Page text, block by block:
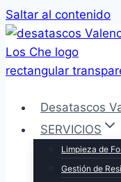
Saltar al contenido
Desatascos
SERVICIOS
Limpieza de
Gestión de